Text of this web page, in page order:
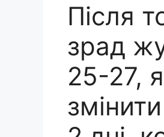
Після
зрад
25-27,